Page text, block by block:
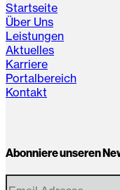
Startseite
Über Uns
Leistungen
Aktuelles
Karriere
Portalbereich
Kontakt
Abonniere unseren